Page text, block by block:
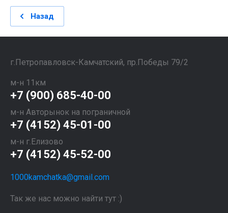
Назад
​​​​​​​г.Петропавловск-Камчатский, пр.Победы 79/2
м-н 11км
+7 (900) 685-40-00
м-н Авторынок на пограничной
+7 (4152) 45-01-00
м-н г.Елизово
+7 (4152) 45-52-00
1000kamchatka@gmail.com
Так же нас можно найти тут :)